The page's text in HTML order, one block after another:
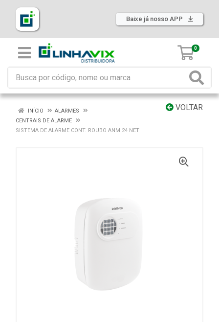
Baixe já nosso APP
0
VOLTAR
INÍCIO
ALARMES
CENTRAIS DE ALARME
SISTEMA DE ALARME CONT. ROUBO ANM 24 NET